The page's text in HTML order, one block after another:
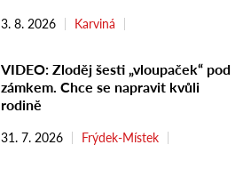
3. 8. 2026 Karviná
VIDEO: Zloděj šesti „vloupaček“ pod
zámkem. Chce se napravit kvůli
rodině
31. 7. 2026 Frýdek-Místek